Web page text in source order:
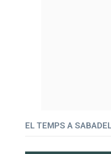
EL TEMPS A